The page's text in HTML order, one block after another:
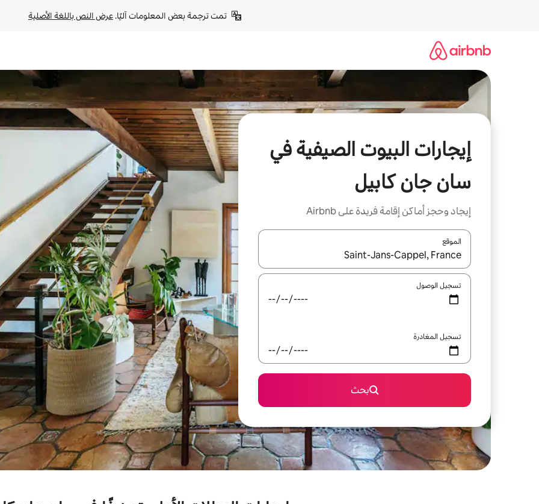
تمت ترجمة بعض المعلومات آليًا. عرض النص باللغة الأصلية
إيجارات البيوت الصيفية في
سان جان كابيل
إيجاد وحجز أماكن إقامة فريدة على Airbnb
الموقع
عند توفر النتائج، انتقل باستخدام السهمين لأعلى ولأسفل أو استكشف عن طريق اللمس أو السحب.
تسجيل الوصول
تسجيل المغادرة
بحث